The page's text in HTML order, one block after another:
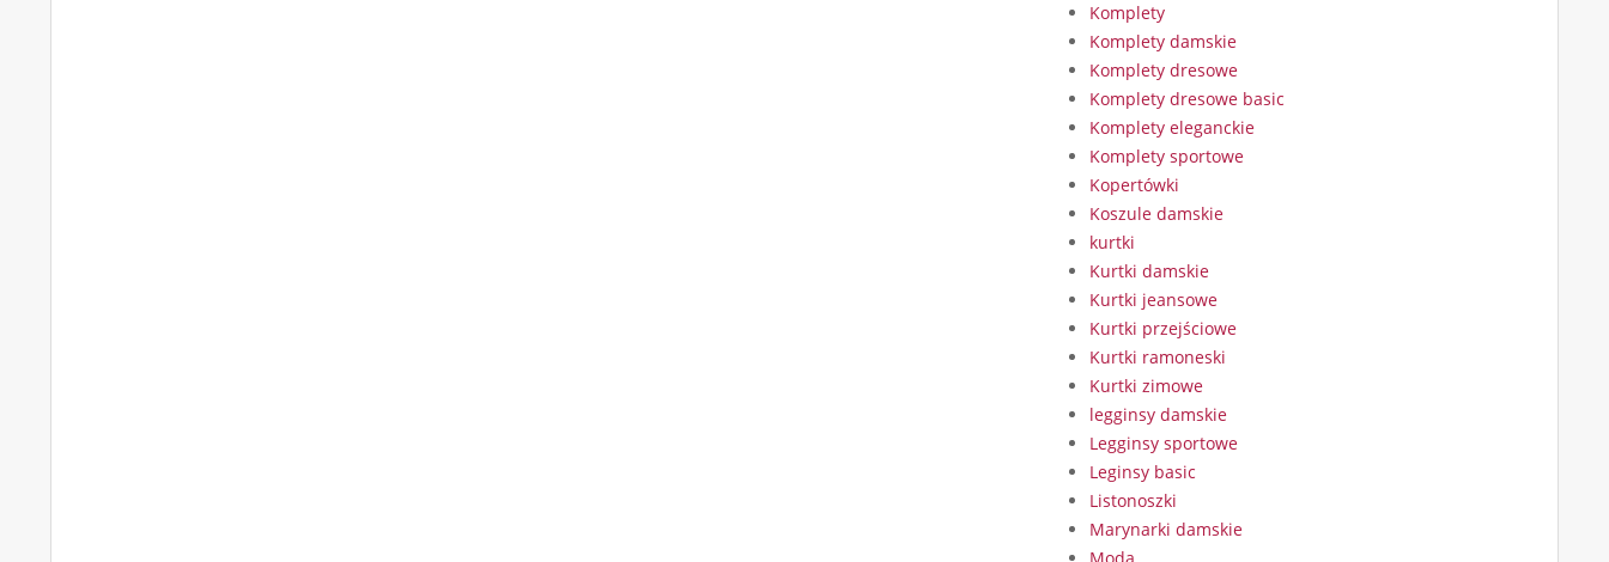
Komplety
Komplety damskie
Komplety dresowe
Komplety dresowe basic
Komplety eleganckie
Komplety sportowe
Kopertówki
Koszule damskie
kurtki
Kurtki damskie
Kurtki jeansowe
Kurtki przejściowe
Kurtki ramoneski
Kurtki zimowe
legginsy damskie
Legginsy sportowe
Leginsy basic
Listonoszki
Marynarki damskie